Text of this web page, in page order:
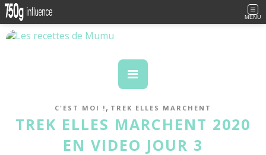
MENU
C'EST MOI ! , TREK ELLES MARCHENT
TREK ELLES MARCHENT 2020
EN VIDEO JOUR 3